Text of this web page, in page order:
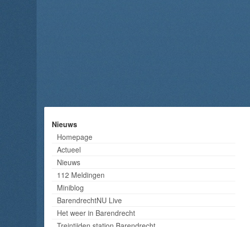
Nieuws
Homepage
Actueel
Nieuws
112 Meldingen
Miniblog
BarendrechtNU Live
Het weer in Barendrecht